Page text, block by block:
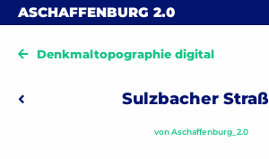
Skip to content
ASCHAFFENBURG 2.0
Denkmaltopographie digital
Beitragsnavigation
Vorheriger: Gemarkung Schweinheim
Sulzbacher
vonAschaffenburg_2.0